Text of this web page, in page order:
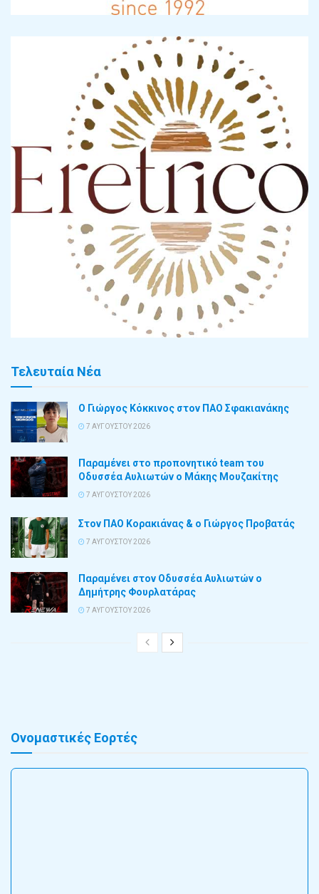
Τελευταία Νέα
Ο Γιώργος Κόκκινος στον ΠΑΟ Σφακιανάκης
7 ΑΥΓΟΎΣΤΟΥ 2026
Παραμένει στο προπονητικό team του
Οδυσσέα Αυλιωτών ο Μάκης Μουζακίτης
7 ΑΥΓΟΎΣΤΟΥ 2026
Στον ΠΑΟ Κορακιάνας & ο Γιώργος Προβατάς
7 ΑΥΓΟΎΣΤΟΥ 2026
Παραμένει στον Οδυσσέα Αυλιωτών ο
Δημήτρης Φουρλατάρας
7 ΑΥΓΟΎΣΤΟΥ 2026
Ονομαστικές Εορτές